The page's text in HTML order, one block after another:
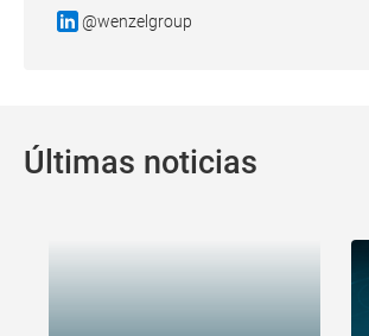
@wenzelgroup
Últimas noticias